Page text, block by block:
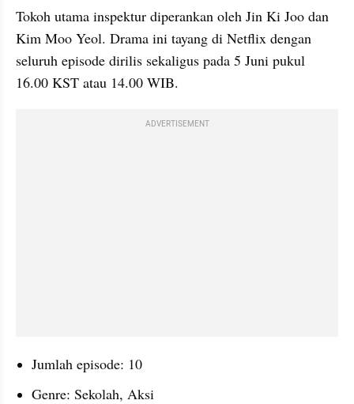
Tokoh utama inspektur diperankan oleh Jin Ki Joo dan
Kim Moo Yeol. Drama ini tayang di Netflix dengan
seluruh episode dirilis sekaligus pada 5 Juni pukul
16.00 KST atau 14.00 WIB.
ADVERTISEMENT
Jumlah episode: 10
Genre: Sekolah, Aksi